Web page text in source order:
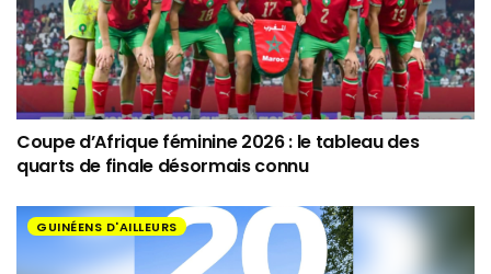
Coupe d’Afrique féminine 2026 : le tableau des
quarts de finale désormais connu
GUINÉENS D'AILLEURS